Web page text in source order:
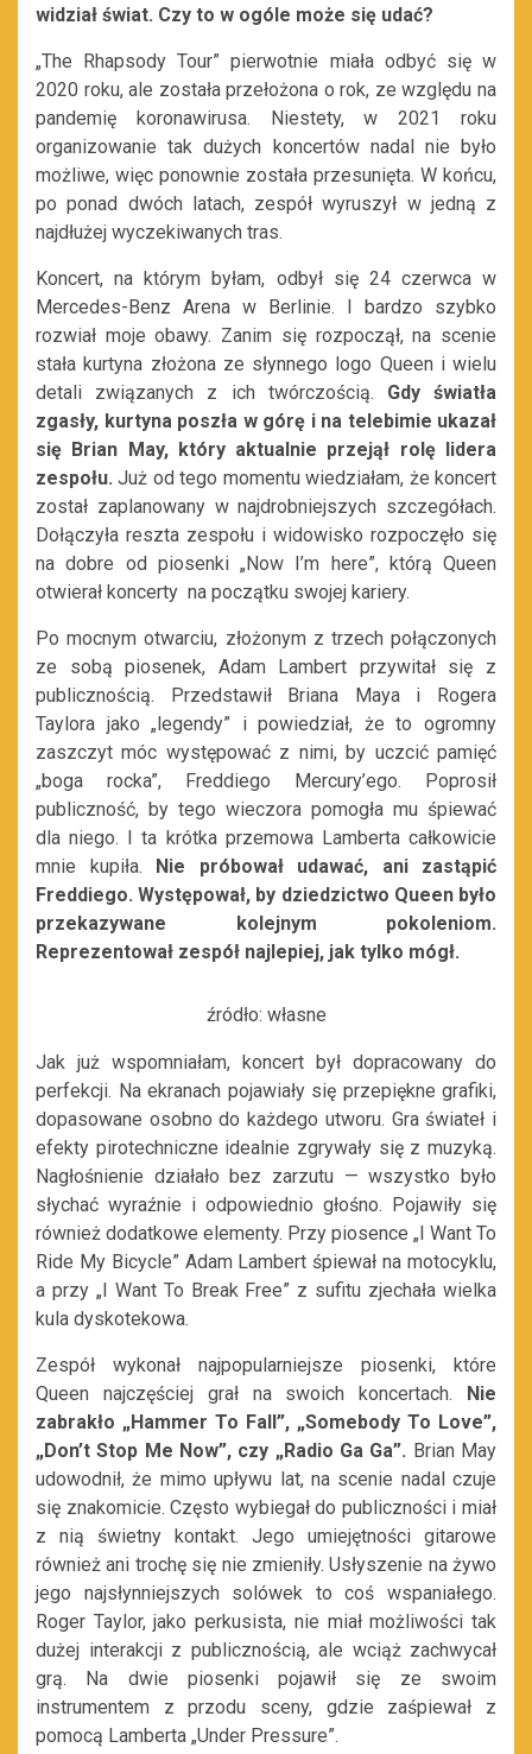
widział świat. Czy to w ogóle może się udać?
„The Rhapsody Tour” pierwotnie miała odbyć się w
2020 roku, ale została przełożona o rok, ze względu na
pandemię koronawirusa. Niestety, w 2021 roku
organizowanie tak dużych koncertów nadal nie było
możliwe, więc ponownie została przesunięta. W końcu,
po ponad dwóch latach, zespół wyruszył w jedną z
najdłużej wyczekiwanych tras.
Koncert, na którym byłam, odbył się 24 czerwca w
Mercedes-Benz Arena w Berlinie. I bardzo szybko
rozwiał moje obawy. Zanim się rozpoczął, na scenie
stała kurtyna złożona ze słynnego logo Queen i wielu
detali związanych z ich twórczością. Gdy światła
zgasły, kurtyna poszła w górę i na telebimie ukazał
się Brian May, który aktualnie przejął rolę lidera
zespołu. Już od tego momentu wiedziałam, że koncert
został zaplanowany w najdrobniejszych szczegółach.
Dołączyła reszta zespołu i widowisko rozpoczęło się
na dobre od piosenki „Now I’m here”, którą Queen
otwierał koncerty na początku swojej kariery.
Po mocnym otwarciu, złożonym z trzech połączonych
ze sobą piosenek, Adam Lambert przywitał się z
publicznością. Przedstawił Briana Maya i Rogera
Taylora jako „legendy” i powiedział, że to ogromny
zaszczyt móc występować z nimi, by uczcić pamięć
„boga rocka”, Freddiego Mercury’ego. Poprosił
publiczność, by tego wieczora pomogła mu śpiewać
dla niego. I ta krótka przemowa Lamberta całkowicie
mnie kupiła.
Nie próbował udawać, ani zastąpić
Freddiego. Występował, by dziedzictwo Queen było
przekazywane kolejnym pokoleniom.
Reprezentował zespół najlepiej, jak tylko mógł.
źródło: własne
Jak już wspomniałam, koncert był dopracowany do
perfekcji. Na ekranach pojawiały się przepiękne grafiki,
dopasowane osobno do każdego utworu. Gra świateł i
efekty pirotechniczne idealnie zgrywały się z muzyką.
Nagłośnienie działało bez zarzutu — wszystko było
słychać wyraźnie i odpowiednio głośno. Pojawiły się
również dodatkowe elementy. Przy piosence „I Want To
Ride My Bicycle” Adam Lambert śpiewał na motocyklu,
a przy „I Want To Break Free” z sufitu zjechała wielka
kula dyskotekowa.
Zespół wykonał najpopularniejsze piosenki, które
Queen najczęściej grał na swoich koncertach.
Nie
zabrakło „Hammer To Fall”, „Somebody To Love”,
„Don’t Stop Me Now”, czy „Radio Ga Ga”. Brian May
udowodnił, że mimo upływu lat, na scenie nadal czuje
się znakomicie. Często wybiegał do publiczności i miał
z nią świetny kontakt. Jego umiejętności gitarowe
również ani trochę się nie zmieniły. Usłyszenie na żywo
jego najsłynniejszych solówek to coś wspaniałego.
Roger Taylor, jako perkusista, nie miał możliwości tak
dużej interakcji z publicznością, ale wciąż zachwycał
grą. Na dwie piosenki pojawił się ze swoim
instrumentem z przodu sceny, gdzie zaśpiewał z
pomocą Lamberta „Under Pressure”.